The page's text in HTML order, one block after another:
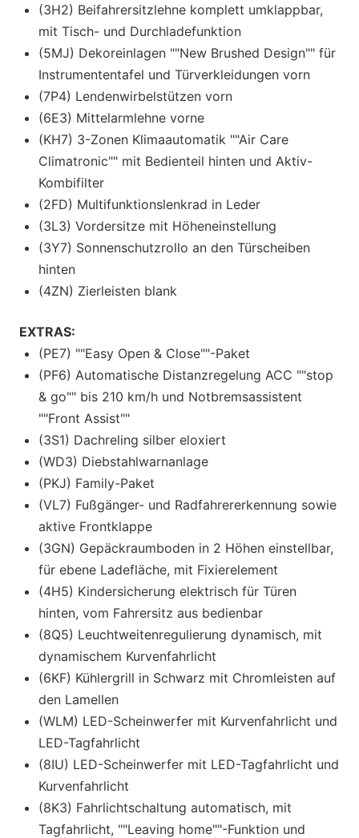
(3H2) Beifahrersitzlehne komplett umklappbar,
mit Tisch- und Durchladefunktion
(5MJ) Dekoreinlagen ""New Brushed Design"" für
Instrumententafel und Türverkleidungen vorn
(7P4) Lendenwirbelstützen vorn
(6E3) Mittelarmlehne vorne
(KH7) 3-Zonen Klimaautomatik ""Air Care
Climatronic"" mit Bedienteil hinten und Aktiv-
Kombifilter
(2FD) Multifunktionslenkrad in Leder
(3L3) Vordersitze mit Höheneinstellung
(3Y7) Sonnenschutzrollo an den Türscheiben
hinten
(4ZN) Zierleisten blank
EXTRAS:
(PE7) ""Easy Open & Close""-Paket
(PF6) Automatische Distanzregelung ACC ""stop
& go"" bis 210 km/h und Notbremsassistent
""Front Assist""
(3S1) Dachreling silber eloxiert
(WD3) Diebstahlwarnanlage
(PKJ) Family-Paket
(VL7) Fußgänger- und Radfahrererkennung sowie
aktive Frontklappe
(3GN) Gepäckraumboden in 2 Höhen einstellbar,
für ebene Ladefläche, mit Fixierelement
(4H5) Kindersicherung elektrisch für Türen
hinten, vom Fahrersitz aus bedienbar
(8Q5) Leuchtweitenregulierung dynamisch, mit
dynamischem Kurvenfahrlicht
(6KF) Kühlergrill in Schwarz mit Chromleisten auf
den Lamellen
(WLM) LED-Scheinwerfer mit Kurvenfahrlicht und
LED-Tagfahrlicht
(8IU) LED-Scheinwerfer mit LED-Tagfahrlicht und
Kurvenfahrlicht
(8K3) Fahrlichtschaltung automatisch, mit
Tagfahrlicht, ""Leaving home""-Funktion und